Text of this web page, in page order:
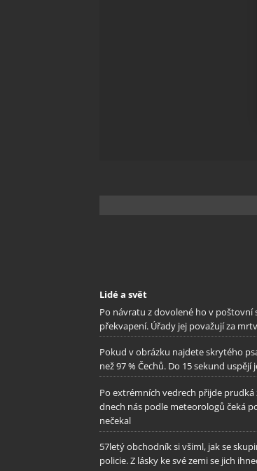
Lidé a svět
Po návratu z dovolené ho v poštovní
překvapení. Úřady jej považují za
Pokud v obrázku najdete skrytého
než 97 % Čechů. Do 15 sekund uspějí
Po extrémních vedrech přijde prudká
dnech nás podle meteorologů čeká
nečekal
57letý obchodník si všiml, jak se
policie. Z lásky ke své zemi se jich